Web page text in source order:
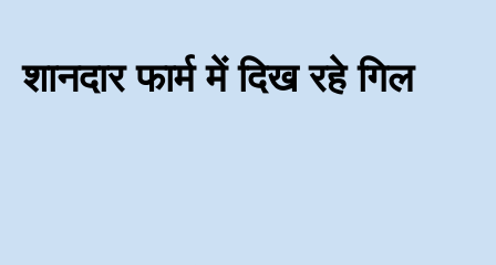
शानदार फार्म में दिख रहे गिल